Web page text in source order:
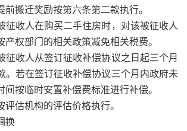
前搬迁奖励按第六条第二款执行。
征收人在购买二手住房时，对该被征收人
产权部门的相关政策减免相关税费。
征收人从签订征收补偿协议之日起三个月
。若在签订征收补偿协议三个月内政府未
间按临时安置补偿费标准进行补偿。
估机构的评估价格执行。
换